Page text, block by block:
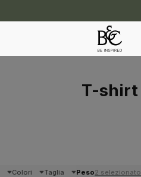
T-shirt
Colori Taglia Peso2 selezionato